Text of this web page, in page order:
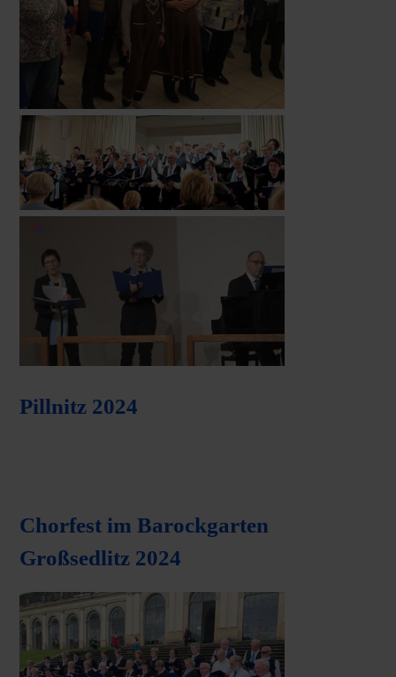
Pillnitz 2024
Chorfest im Barockgarten
Großsedlitz 2024